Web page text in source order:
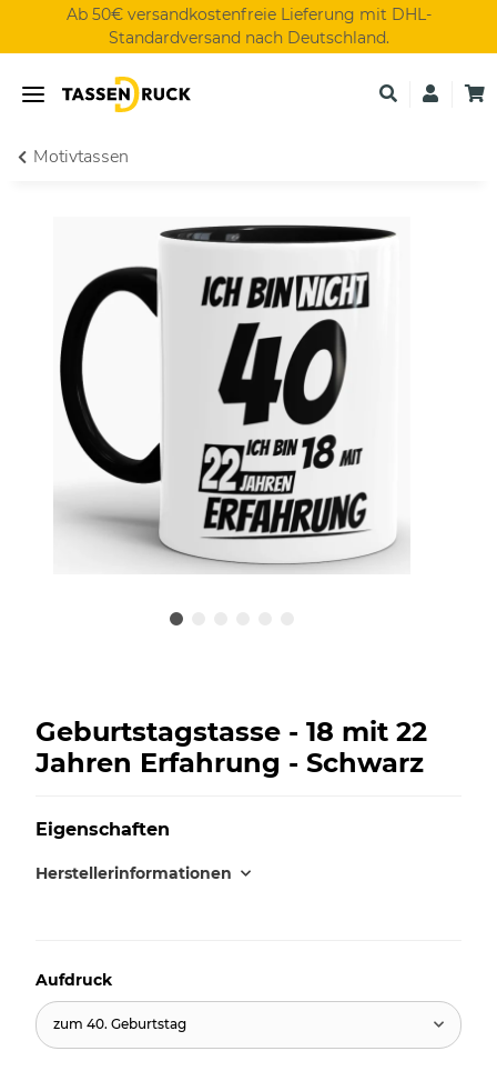
Ab 50€ versandkostenfreie Lieferung mit DHL-
Standardversand nach Deutschland.
Motivtassen
Geburtstagstasse - 18 mit 22
Jahren Erfahrung - Schwarz
Eigenschaften
Herstellerinformationen
Aufdruck
zum 40. Geburtstag